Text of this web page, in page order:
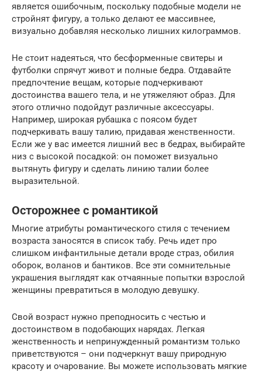
является ошибочным, поскольку подобные модели не
стройнят фигуру, а только делают ее массивнее,
визуально добавляя несколько лишних килограммов.
Не стоит надеяться, что бесформенные свитеры и
футболки спрячут живот и полные бедра. Отдавайте
предпочтение вещам, которые подчеркивают
достоинства вашего тела, и не утяжеляют образ. Для
этого отлично подойдут различные аксессуары.
Например, широкая рубашка с поясом будет
подчеркивать вашу талию, придавая женственности.
Если же у вас имеется лишний вес в бедрах, выбирайте
низ с высокой посадкой: он поможет визуально
вытянуть фигуру и сделать линию талии более
выразительной.
Осторожнее с романтикой
Многие атрибуты романтического стиля с течением
возраста заносятся в список табу. Речь идет про
слишком инфантильные детали вроде страз, обилия
оборок, воланов и бантиков. Все эти сомнительные
украшения выглядят как отчаянные попытки взрослой
женщины превратиться в молодую девушку.
Свой возраст нужно преподносить с честью и
достоинством в подобающих нарядах. Легкая
женственность и непринужденный романтизм только
приветствуются – они подчеркнут вашу природную
красоту и очарование. Вы можете использовать мягкие